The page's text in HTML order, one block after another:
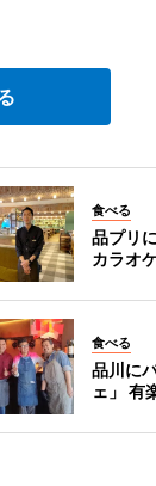
食べる
品プリ
カラオ
食べる
品川に
ェ」 有